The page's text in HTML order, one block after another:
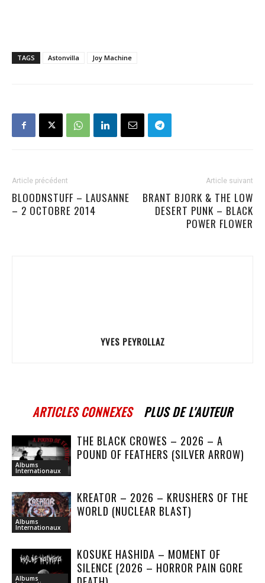
TAGS Astonvilla Joy Machine
Article précédent
BLOODNSTUFF – LAUSANNE
– 2 OCTOBRE 2014
Article suivant
BRANT BJORK & THE LOW
DESERT PUNK – BLACK
POWER FLOWER
YVES PEYROLLAZ
ARTICLES CONNEXES PLUS DE L'AUTEUR
Albums
Internationaux
THE BLACK CROWES – 2026 – A
POUND OF FEATHERS (SILVER ARROW)
Albums
Internationaux
KREATOR – 2026 – KRUSHERS OF THE
WORLD (NUCLEAR BLAST)
Albums
KOSUKE HASHIDA – MOMENT OF
SILENCE (2026 – HORROR PAIN GORE